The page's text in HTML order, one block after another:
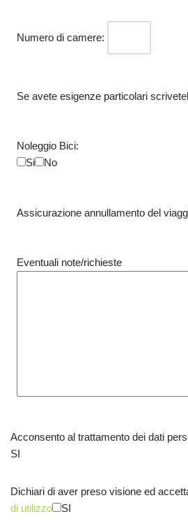
Numero di camere:
Se avete esigenze particolari
Noleggio Bici:
Si
No
Assicurazione annullamento del
Eventuali note/richieste
Acconsento al trattamento dei dati
SI
Dichiari di aver preso visione ed
di utilizzo
SI